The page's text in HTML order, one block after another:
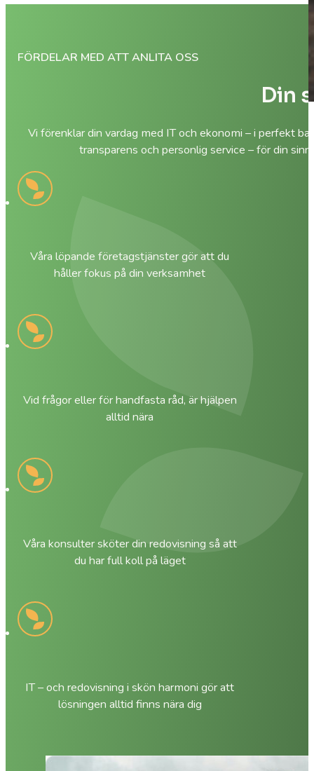
FÖRDELAR MED ATT ANLITA OSS
Din
Vi förenklar din vardag med IT och ekonomi – i perfekt
transparens och personlig service – för din
Våra löpande företagstjänster gör att du
håller fokus på din verksamhet
Vid frågor eller för handfasta råd, är hjälpen
alltid nära
Våra konsulter sköter din redovisning så att
du har full koll på läget
IT – och redovisning i skön harmoni gör att
lösningen alltid finns nära dig